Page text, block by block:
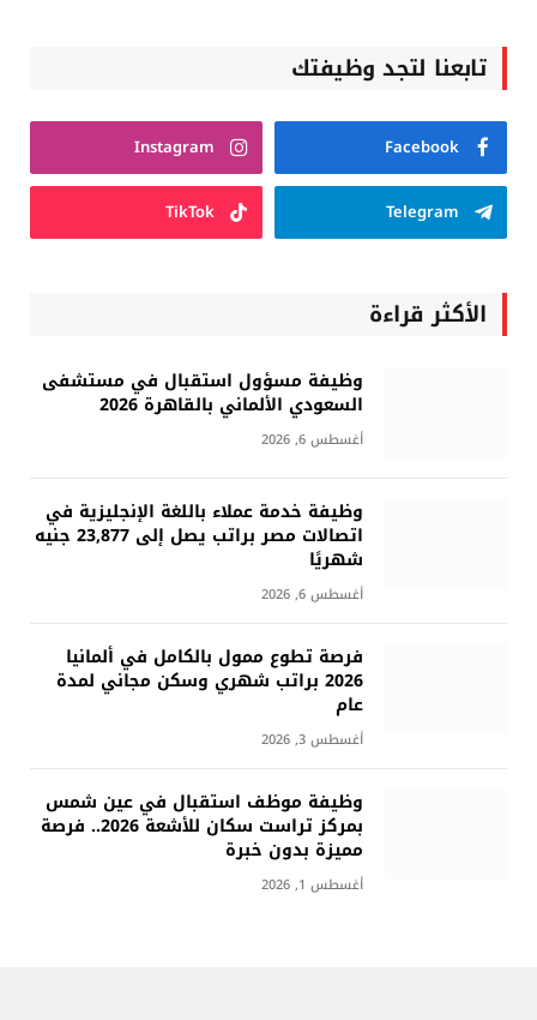
تابعنا لتجد وظيفتك
Facebook
Instagram
Telegram
TikTok
الأكثر قراءة
وظيفة مسؤول استقبال في مستشفى
السعودي الألماني بالقاهرة 2026
أغسطس 6, 2026
وظيفة خدمة عملاء باللغة الإنجليزية في
اتصالات مصر براتب يصل إلى 23,877 جنيه
شهريًا
أغسطس 6, 2026
فرصة تطوع ممول بالكامل في ألمانيا
2026 براتب شهري وسكن مجاني لمدة
عام
أغسطس 3, 2026
وظيفة موظف استقبال في عين شمس
بمركز تراست سكان للأشعة 2026.. فرصة
مميزة بدون خبرة
أغسطس 1, 2026